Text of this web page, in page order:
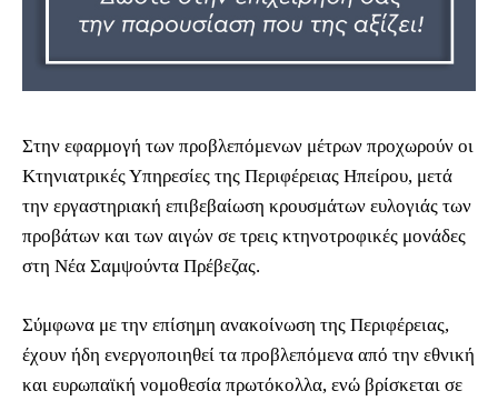
Στην εφαρμογή των προβλεπόμενων μέτρων προχωρούν οι
Κτηνιατρικές Υπηρεσίες της Περιφέρειας Ηπείρου, μετά
την εργαστηριακή επιβεβαίωση κρουσμάτων ευλογιάς των
προβάτων και των αιγών σε τρεις κτηνοτροφικές μονάδες
στη Νέα Σαμψούντα Πρέβεζας.
Σύμφωνα με την επίσημη ανακοίνωση της Περιφέρειας,
έχουν ήδη ενεργοποιηθεί τα προβλεπόμενα από την εθνική
και ευρωπαϊκή νομοθεσία πρωτόκολλα, ενώ βρίσκεται σε